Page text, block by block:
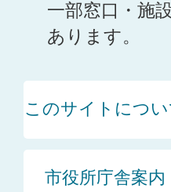
一部窓口・施
あります。
このサイトについ
市役所庁舎案内